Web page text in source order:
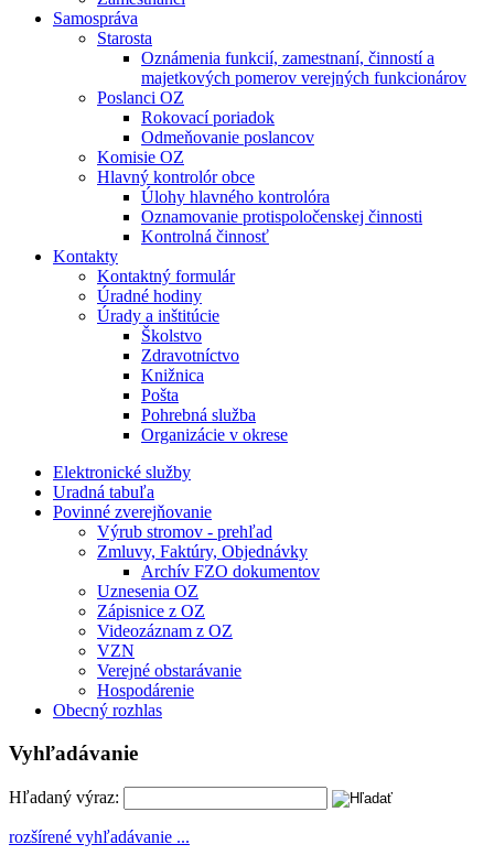
Samospráva
Starosta
Oznámenia funkcií, zamestnaní, činností a
majetkových pomerov verejných funkcionárov
Poslanci OZ
Rokovací poriadok
Odmeňovanie poslancov
Komisie OZ
Hlavný kontrolór obce
Úlohy hlavného kontrolóra
Oznamovanie protispoločenskej činnosti
Kontrolná činnosť
Kontakty
Kontaktný formulár
Úradné hodiny
Úrady a inštitúcie
Školstvo
Zdravotníctvo
Knižnica
Pošta
Pohrebná služba
Organizácie v okrese
Elektronické služby
Uradná tabuľa
Povinné zverejňovanie
Výrub stromov - prehľad
Zmluvy, Faktúry, Objednávky
Archív FZO dokumentov
Uznesenia OZ
Zápisnice z OZ
Videozáznam z OZ
VZN
Verejné obstarávanie
Hospodárenie
Obecný rozhlas
Vyhľadávanie
Hľadaný výraz:
rozšírené vyhľadávanie ...